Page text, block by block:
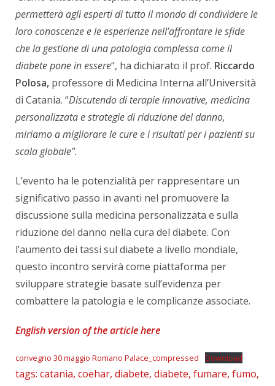
permetterà agli esperti di tutto il mondo di condividere le
loro conoscenze e le esperienze nell’affrontare le sfide
che la gestione di una patologia complessa come il
diabetepone in essere“, ha dichiarato il prof. Riccardo
Polosa, professore di Medicina Interna all’Università
di Catania. “Discutendo di terapie innovative, medicina
personalizzata e strategie di riduzione del danno,
miriamo a migliorare le cure e i risultati per i pazienti su
scala globale”.
L’evento ha le potenzialità per rappresentare un
significativo passo in avanti nel promuovere la
discussione sulla medicina personalizzata e sulla
riduzione del danno nella cura del diabete. Con
l’aumento dei tassi sul diabete a livello mondiale,
questo incontro servirà come piattaforma per
sviluppare strategie basate sull’evidenza per
combattere la patologia e le complicanze associate.​
English version of the article here
convegno 30 maggio Romano Palace_compressed Download
tags: catania, coehar, diabete, diabete, fumare, fumo,